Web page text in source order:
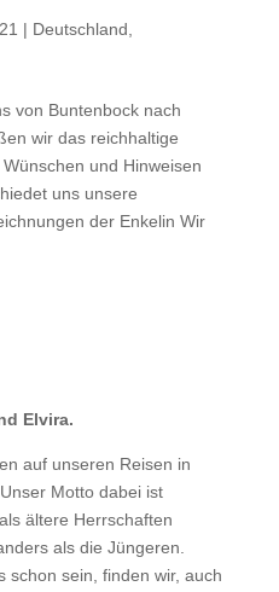
| Deutschland
von Buntenbock nach
wir das reichhaltige
und Hinweisen
uns unsere
der Enkelin Wir
Elvira.
auf unseren Reisen in
Motto dabei ist
ältere Herrschaften
als die Jüngeren.
schon sein, finden wir, auch